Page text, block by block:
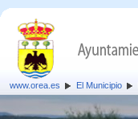
www.orea.es El Municipio